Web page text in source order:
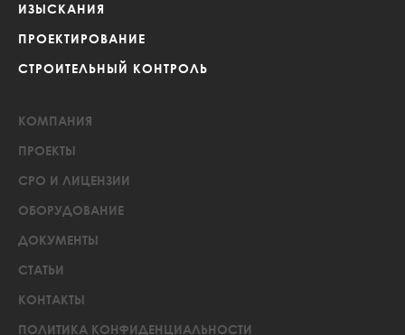
ИЗЫСКАНИЯ
ПРОЕКТИРОВАНИЕ
СТРОИТЕЛЬНЫЙ КОНТРОЛЬ
КОМПАНИЯ
ПРОЕКТЫ
СРО И ЛИЦЕНЗИИ
ОБОРУДОВАНИЕ
ДОКУМЕНТЫ
СТАТЬИ
КОНТАКТЫ
ПОЛИТИКА КОНФИДЕНЦИАЛЬНОСТИ